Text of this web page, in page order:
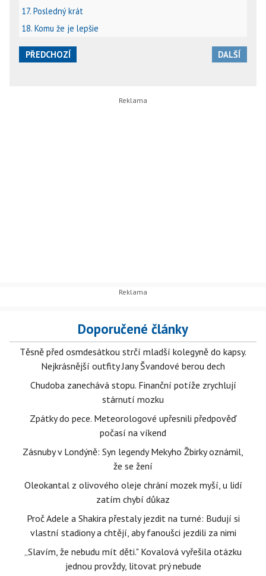
17. Posledný krát
18. Komu že je lepšie
PŘEDCHOZÍ DALŠÍ
Doporučené články
Těsně před osmdesátkou strčí mladší kolegyně do kapsy.
Nejkrásnější outfity Jany Švandové berou dech
Chudoba zanechává stopu. Finanční potíže zrychlují
stárnutí mozku
Zpátky do pece. Meteorologové upřesnili předpověď
počasí na víkend
Zásnuby v Londýně: Syn legendy Mekyho Žbirky oznámil,
že se žení
Oleokantal z olivového oleje chrání mozek myší, u lidí
zatím chybí důkaz
Proč Adele a Shakira přestaly jezdit na turné: Budují si
vlastní stadiony a chtějí, aby fanoušci jezdili za nimi
„Slavím, že nebudu mít děti." Kovalová vyřešila otázku
jednou provždy, litovat prý nebude